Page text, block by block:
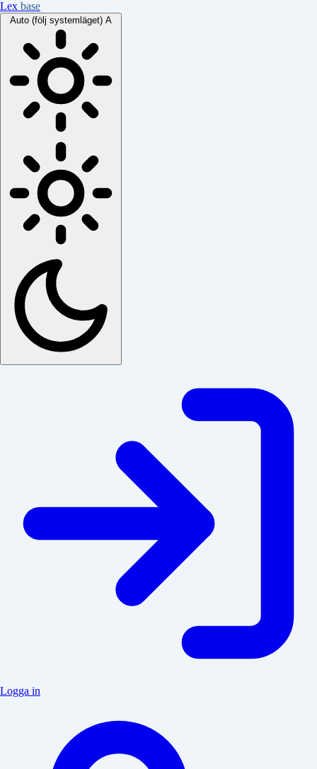
Lex base
Auto (följ systemläget) A
Logga in